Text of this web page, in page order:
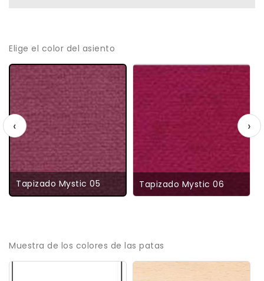
Elige el color del asiento
Tapizado Mystic 05 Tapizado Mystic 06
‹ ›
Muestra de los colores de las patas